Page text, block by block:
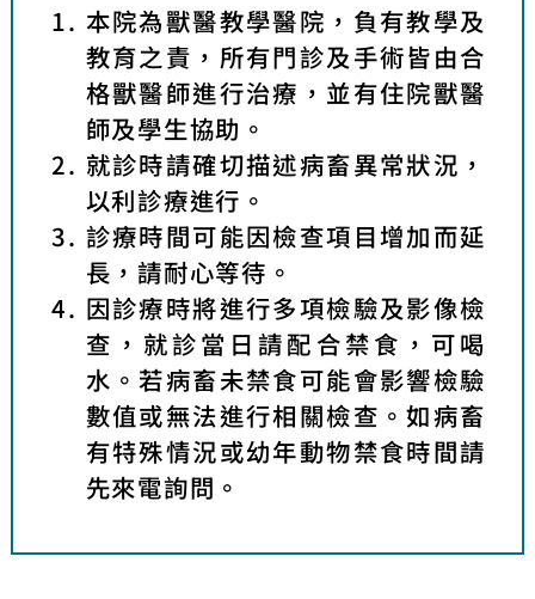
本院為獸醫教學醫院，負有教學及
教育之責，所有門診及手術皆由合
格獸醫師進行治療，並有住院獸醫
師及學生協助。
就診時請確切描述病畜異常狀況，
以利診療進行。
診療時間可能因檢查項目增加而延
長，請耐心等待。
因診療時將進行多項檢驗及影像檢
查，就診當日請配合禁食，可喝
水。若病畜未禁食可能會影響檢驗
數值或無法進行相關檢查。如病畜
有特殊情況或幼年動物禁食時間請
先來電詢問。